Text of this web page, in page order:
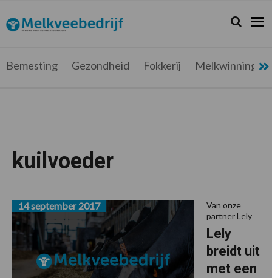
de
hoofdnavigatie
de
hoofd
de
eerste
de
voettekst
Melkveebedrijf.be
Nieuws
melkveehouder
Zoeken...
Zoek
Bemesting Gezondheid Fokkerij Melkwinning
kuilvoeder
Van onze
partner Lely
Lely
breidt uit
met een
14 september 2017